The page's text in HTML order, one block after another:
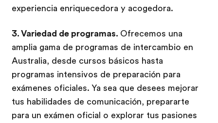
experiencia enriquecedora y acogedora.
3. Variedad de programas. Ofrecemos una
amplia gama de programas de intercambio en
Australia, desde cursos básicos hasta
programas intensivos de preparación para
exámenes oficiales. Ya sea que desees mejorar
tus habilidades de comunicación, prepararte
para un exámen oficial o explorar tus pasiones